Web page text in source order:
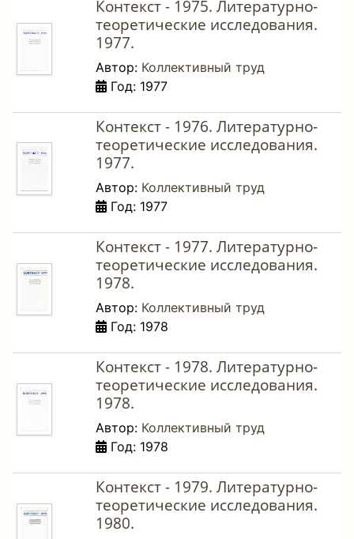
Контекст - 1975. Литературно-
теоретические исследования.
1977.
Автор: Коллективный труд
Год: 1977
Контекст - 1976. Литературно-
теоретические исследования.
1977.
Автор: Коллективный труд
Год: 1977
Контекст - 1977. Литературно-
теоретические исследования.
1978.
Автор: Коллективный труд
Год: 1978
Контекст - 1978. Литературно-
теоретические исследования.
1978.
Автор: Коллективный труд
Год: 1978
Контекст - 1979. Литературно-
теоретические исследования.
1980.